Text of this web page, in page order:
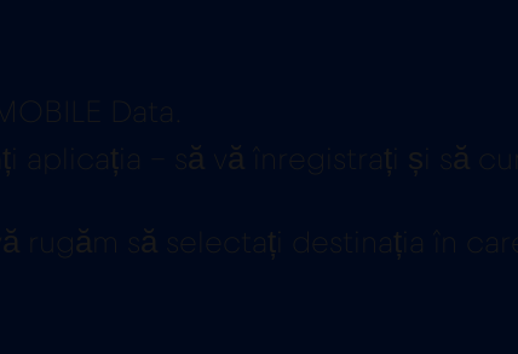
Data.
aplicația – să vă înregistrați și să
rugăm să selectați destinația în